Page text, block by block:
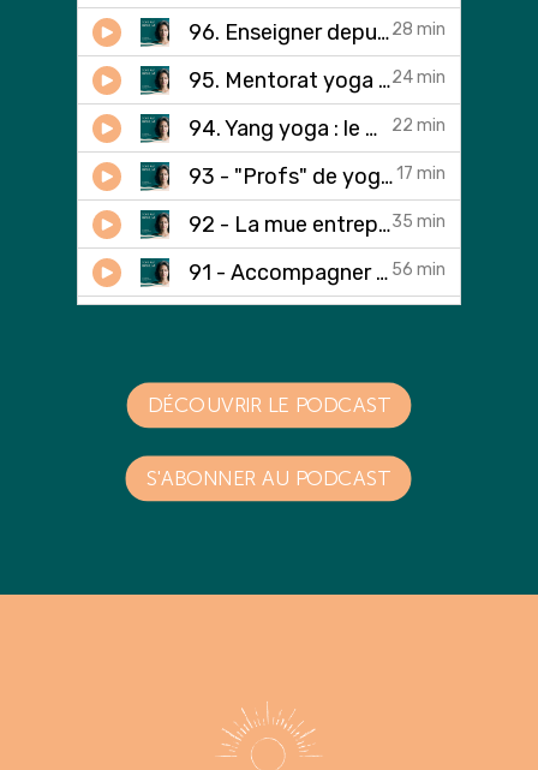
DÉCOUVRIR LE PODCAST
S'ABONNER AU PODCAST